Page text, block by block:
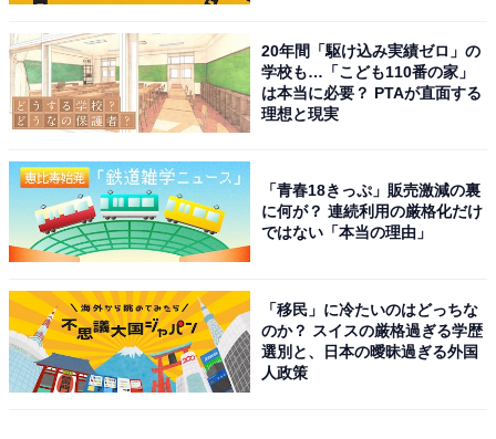
か、キューピー、ブリヂストンなどの大手企業が工場を
構えています。
＞5位までの全ランキング結果を見る
【おすすめ記事】
・
佐賀県民が選ぶ「住み続けたい街」ランキング！ 3位
「鳥栖市」、2位「鹿島市」、1位は？
・
佐賀県の「街の幸福度」ランキング！ 3位「唐津市」、2
20年間「駆け込み実績ゼロ」の
学校も…「こども110番の家」
は本当に必要？ PTAが直面する
理想と現実
「青春18きっぷ」販売激減の裏
に何が？ 連続利用の厳格化だけ
ではない「本当の理由」
「移民」に冷たいのはどっちな
のか？ スイスの厳格過ぎる学歴
選別と、日本の曖昧過ぎる外国
人政策